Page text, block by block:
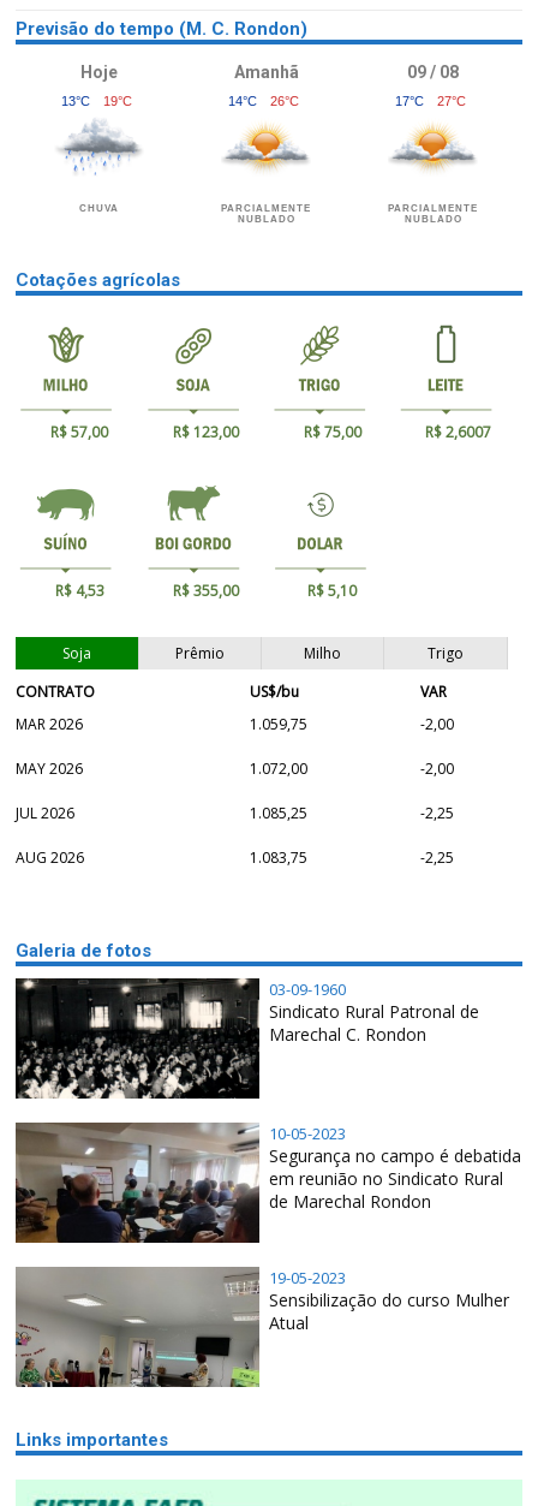
Previsão do tempo (M. C. Rondon)
Hoje
13°C 19°C
CHUVA
Amanhã
14°C 26°C
PARCIALMENTE
NUBLADO
09 / 08
17°C 27°C
PARCIALMENTE
NUBLADO
Cotações agrícolas
R$ 57,00 R$ 123,00 R$ 75,00 R$ 2,6007
R$ 4,53 R$ 355,00 R$ 5,10
Soja Prêmio Milho
Trigo
CONTRATO
US$/bu
VAR
MAR 2026
1.059,75 -2,00
MAY 2026 1.072,00 -2,00
JUL 2026 1.085,25 -2,25
AUG 2026 1.083,75 -2,25
Galeria de fotos
03-09-1960
Sindicato Rural Patronal de
Marechal C. Rondon
10-05-2023
Segurança no campo é debatida
em reunião no Sindicato Rural
de Marechal Rondon
19-05-2023
Sensibilização do curso Mulher
Atual
Links importantes